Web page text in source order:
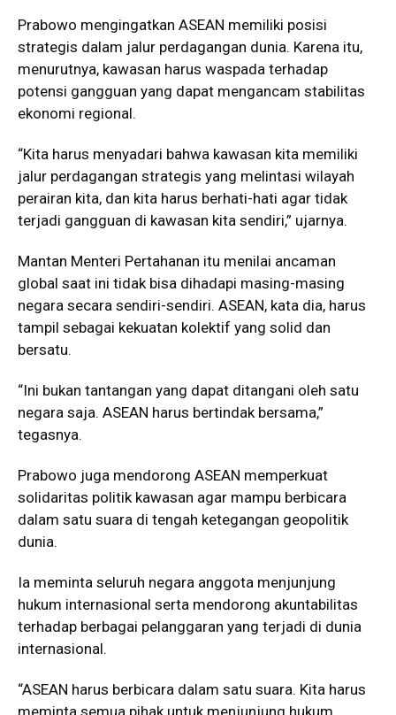
Prabowo mengingatkan ASEAN memiliki posisi
strategis dalam jalur perdagangan dunia. Karena itu,
menurutnya, kawasan harus waspada terhadap
potensi gangguan yang dapat mengancam stabilitas
ekonomi regional.
“Kita harus menyadari bahwa kawasan kita memiliki
jalur perdagangan strategis yang melintasi wilayah
perairan kita, dan kita harus berhati-hati agar tidak
terjadi gangguan di kawasan kita sendiri,” ujarnya.
Mantan Menteri Pertahanan itu menilai ancaman
global saat ini tidak bisa dihadapi masing-masing
negara secara sendiri-sendiri. ASEAN, kata dia, harus
tampil sebagai kekuatan kolektif yang solid dan
bersatu.
“Ini bukan tantangan yang dapat ditangani oleh satu
negara saja. ASEAN harus bertindak bersama,”
tegasnya.
Prabowo juga mendorong ASEAN memperkuat
solidaritas politik kawasan agar mampu berbicara
dalam satu suara di tengah ketegangan geopolitik
dunia.
Ia meminta seluruh negara anggota menjunjung
hukum internasional serta mendorong akuntabilitas
terhadap berbagai pelanggaran yang terjadi di dunia
internasional.
“ASEAN harus berbicara dalam satu suara. Kita harus
meminta semua pihak untuk menjunjung hukum